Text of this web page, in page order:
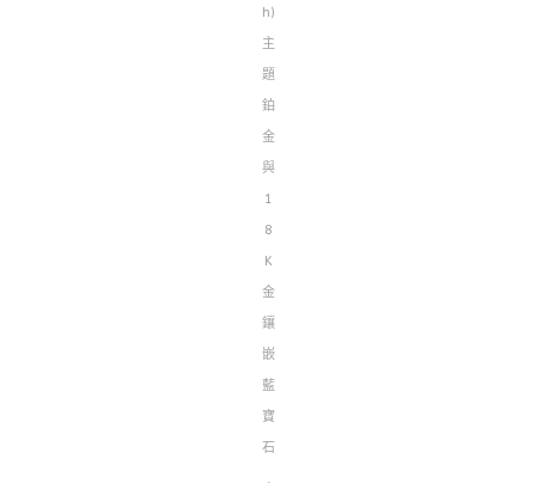
h)
主
題
鉑
金
與
1
8
K
金
鑲
嵌
藍
寶
石
,